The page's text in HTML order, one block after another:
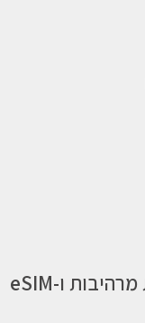
גטבורג: נופש מושלם, אטרקציות מרהיבות ו-eSIM